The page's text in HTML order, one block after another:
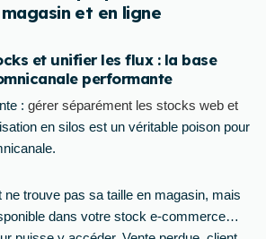
et en ligne
et unifier les flux : la base
performante
:gérer séparément les stocks web et
en silos est un véritable poison pour
ne trouve pas sa taille en magasin, mais
dans votre stock e-commerce…